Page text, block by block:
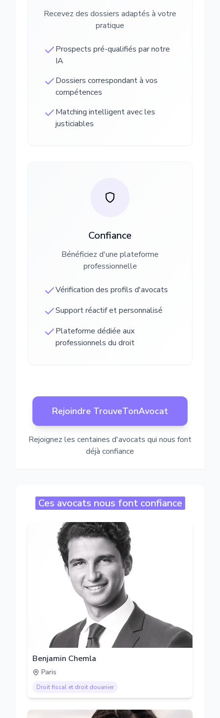
Recevez des dossiers adaptés à votre
pratique
Prospects pré-qualifiés par notre
IA
Dossiers correspondant à vos
compétences
Matching intelligent avec les
justiciables
Confiance
Bénéficiez d'une plateforme
professionnelle
Vérification des profils d'avocats
Support réactif et personnalisé
Plateforme dédiée aux
professionnels du droit
Rejoindre TrouveTonAvocat
Rejoignez les centaines d'avocats qui nous font
déjà confiance
Ces avocats nous font confiance
Benjamin Chemla
Paris
Droit fiscal et droit douanier